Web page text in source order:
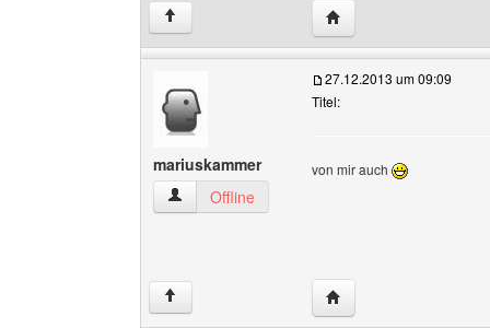
↑ Website dieses
mariuskammer
mariuskammer Benutzer-Profile anzeigen
Offline
27.12.2013 um 09:09
Titel:
von mir auch
↑ Website dieses